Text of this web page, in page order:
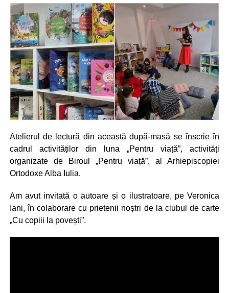
Atelierul de lectură din această după-masă se înscrie în
cadrul activităților din luna „Pentru viață”, activități
organizate de Biroul „Pentru viață”, al Arhiepiscopiei
Ortodoxe Alba Iulia.
Am avut invitată o autoare și o ilustratoare, pe Veronica
Iani, în colaborare cu prietenii noștri de la clubul de carte
„Cu copiii la povești”.